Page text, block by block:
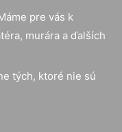
pre vás k
murára a ďalších
tých, ktoré nie sú